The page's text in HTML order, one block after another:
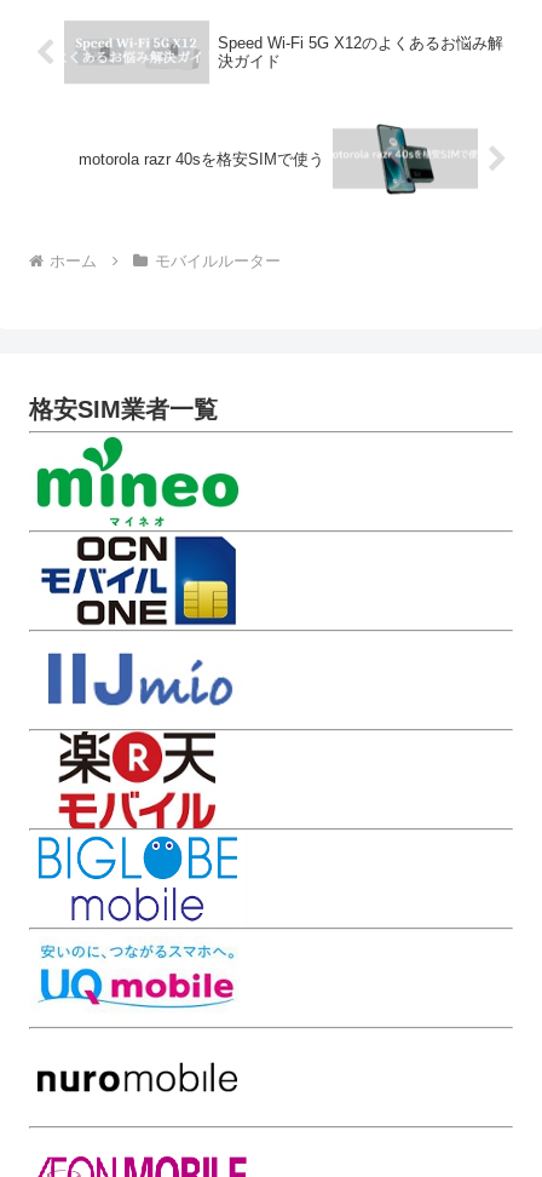
Speed Wi-Fi 5G X12のよくあるお悩み解
決ガイド
motorola razr 40sを格安SIMで使う
ホーム モバイルルーター
格安SIM業者一覧